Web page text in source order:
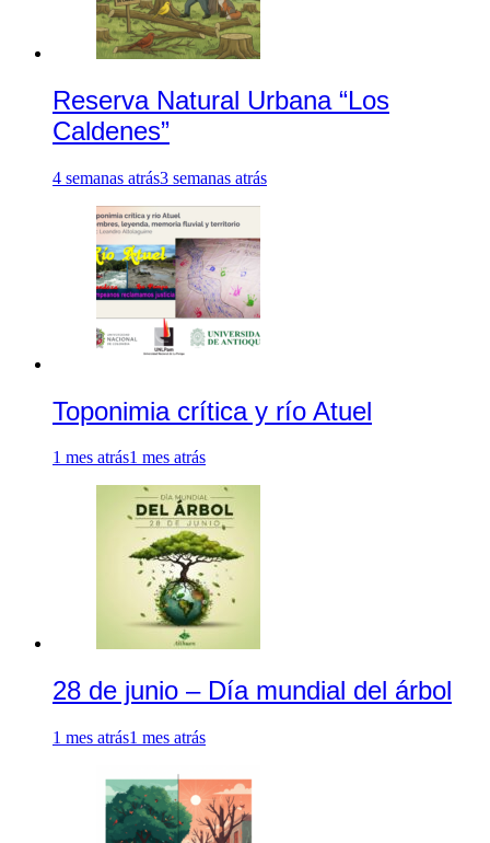
Reserva Natural Urbana “Los
Caldenes”
4 semanas atrás3 semanas atrás
Toponimia crítica y río Atuel
1 mes atrás1 mes atrás
28 de junio – Día mundial del árbol
1 mes atrás1 mes atrás